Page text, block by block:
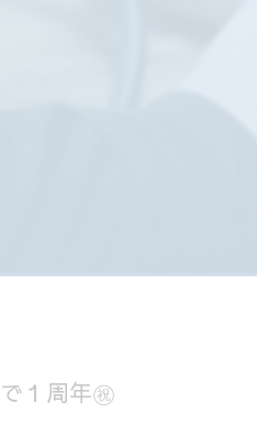
１周年㊗️